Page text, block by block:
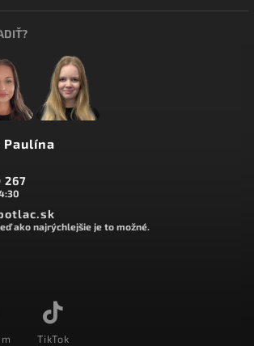
Paulína
267
ako najrýchlejšie je to možné.
TikTok